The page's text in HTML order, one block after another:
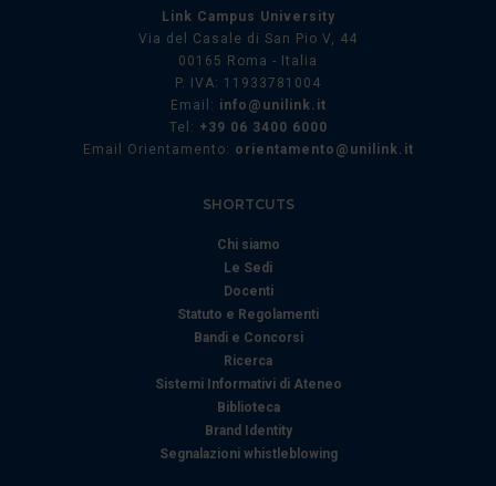
Link Campus University
Via del Casale di San Pio V, 44
00165 Roma - Italia
P. IVA: 11933781004
Email: info@unilink.it
Tel: +39 06 3400 6000
Email Orientamento: orientamento@unilink.it
SHORTCUTS
Chi siamo
Le Sedi
Docenti
Statuto e Regolamenti
Bandi e Concorsi
Ricerca
Sistemi Informativi di Ateneo
Biblioteca
Brand Identity
Segnalazioni whistleblowing